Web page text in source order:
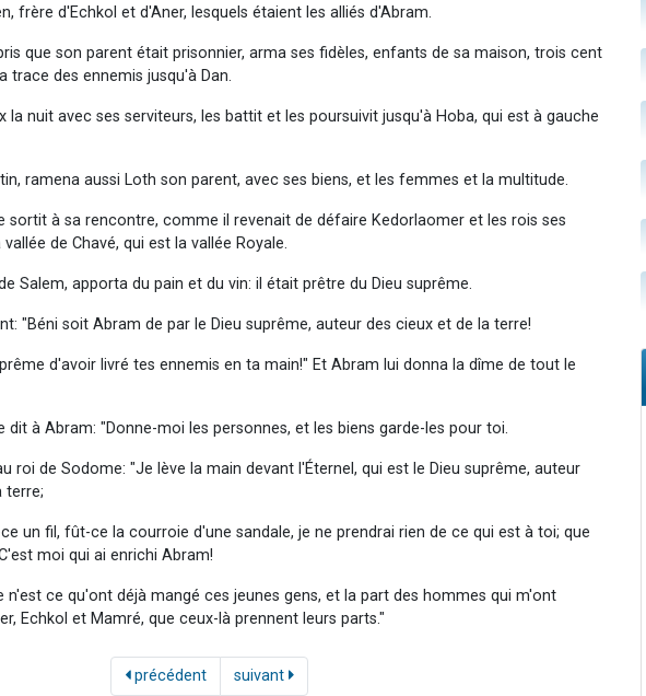
frère d'Echkol et d'Aner, lesquels étaient les alliés d'Abram.
que son parent était prisonnier, arma ses fidèles, enfants de sa maison, trois cent
trace des ennemis jusqu'à Dan.
la nuit avec ses serviteurs, les battit et les poursuivit jusqu'à Hoba, qui est à gauche
ramena aussi Loth son parent, avec ses biens, et les femmes et la multitude.
sortit à sa rencontre, comme il revenait de défaire Kedorlaomer et les rois ses
de Chavé, qui est la vallée Royale.
Salem, apporta du pain et du vin: il était prêtre du Dieu suprême.
"Béni soit Abram de par le Dieu suprême, auteur des cieux et de la terre!
d'avoir livré tes ennemis en ta main!" Et Abram lui donna la dîme de tout le
dit à Abram: "Donne-moi les personnes, et les biens garde-les pour toi.
roi de Sodome: "Je lève la main devant l'Éternel, qui est le Dieu suprême, auteur
terre;
un fil, fût-ce la courroie d'une sandale, je ne prendrai rien de ce qui est à toi; que
moi qui ai enrichi Abram!
n'est ce qu'ont déjà mangé ces jeunes gens, et la part des hommes qui m'ont
Echkol et Mamré, que ceux-là prennent leurs parts."
précédent suivant